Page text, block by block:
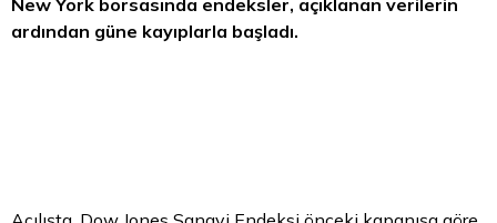
New York borsasında endeksler, açıklanan verilerin
ardından güne kayıplarla başladı.